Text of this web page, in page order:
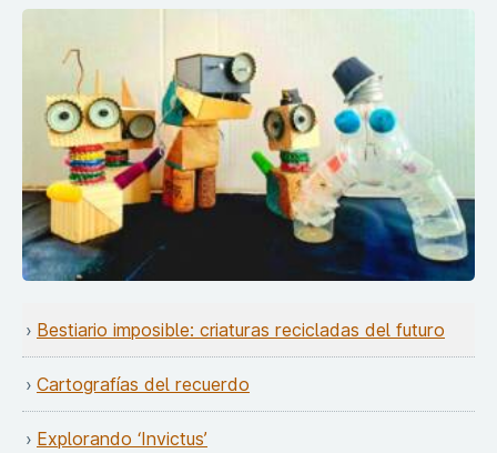
Bestiario imposible: criaturas recicladas del futuro
Cartografías del recuerdo
Explorando ‘Invictus’